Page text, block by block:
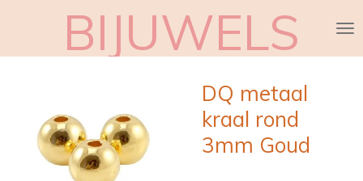
naar
BIJUWELS
DQ metaal
kraal rond
3mm Goud